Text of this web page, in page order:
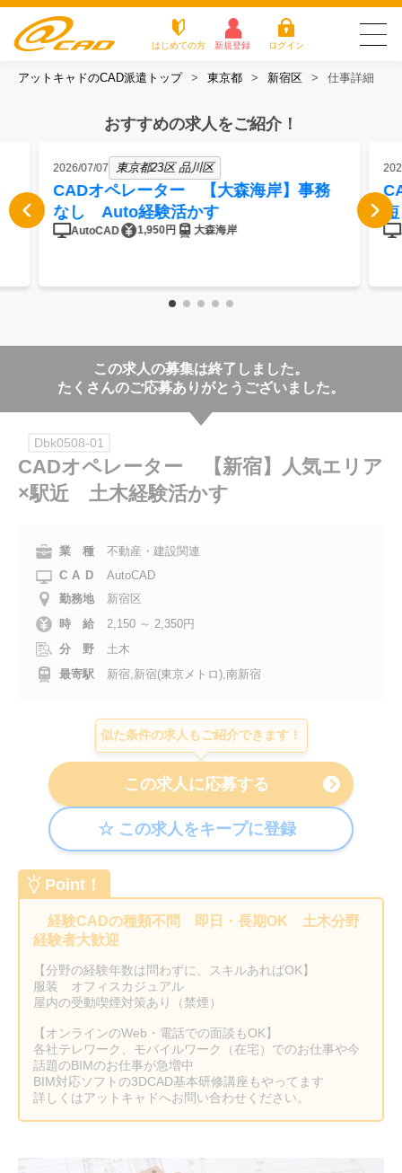
はじめての方 新規登録 ログイン
派遣がはじめての方
お仕事を探す
お役立ちコラム
転職をご希望の方 企業のご担当者様
お電話でのお問い合わせ
名古屋 0120-960-379
電話受付：平日 9:15～19:00
ばれる3つの理由
じめての
方
事を
探す
ちコラ
アットキャドのCAD派遣トップ 東京都 新宿区 仕事詳細
おすすめの求人をご紹介！
2026/07/07 東京都23区 品川区
CADオペレーター 【大森海岸】事務
なし Auto経験活かす
AutoCAD 1,950円 大森海岸
この求人の募集は終了しました。
たくさんのご応募ありがとうございました。
Dbk0508-01
CADオペレーター 【新宿】人気エリア
×駅近 土木経験活かす
業 種
不動産・建設関連
CAD
AutoCAD
勤務地
新宿区
時 給
2,150 ～ 2,350円
分 野
土木
最寄駅
新宿,新宿(東京メトロ),南新宿
似た条件の求人もご紹介できます！
Point！
経験CADの種類不問 即日・長期OK 土木分野
経験者大歓迎
【分野の経験年数は問わずに、スキルあればOK】
服装 オフィスカジュアル
屋内の受動喫煙対策あり（禁煙）
【オンラインのWeb・電話での面談もOK】
各社テレワーク、モバイルワーク（在宅）でのお仕事や今
話題のBIMのお仕事が急増中
BIM対応ソフトの3DCAD基本研修講座もやってます
詳しくはアットキャドへお問い合わせください。